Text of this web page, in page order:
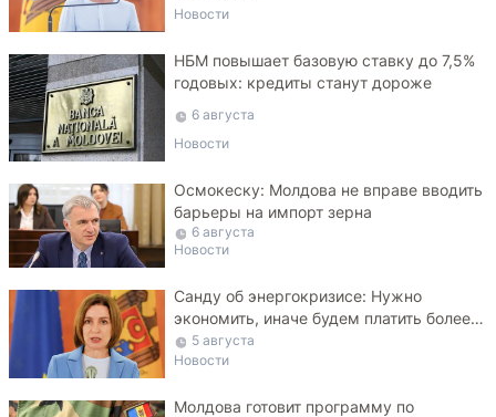
Новости
НБМ повышает базовую ставку до 7,5%
годовых: кредиты станут дороже
6 августа
Новости
Осмокеску: Молдова не вправе вводить
барьеры на импорт зерна
6 августа
Новости
Санду об энергокризисе: Нужно
экономить, иначе будем платить более
высокие тарифы
5 августа
Новости
Молдова готовит программу по